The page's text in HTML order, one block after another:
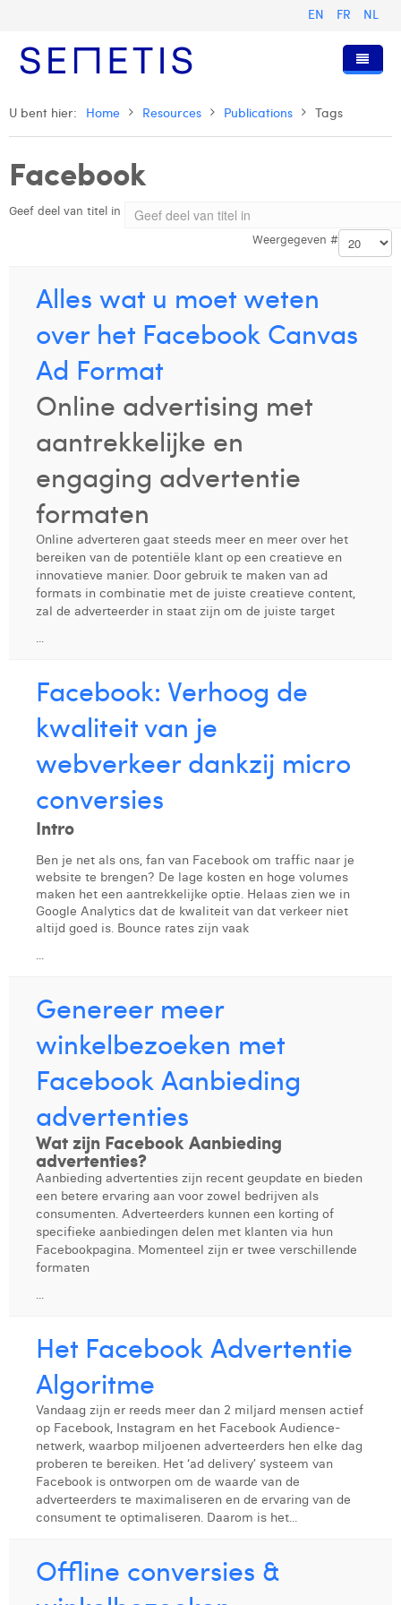
EN FR NL
Home
Diensten
Digital Advertising
Digital Business Intelligence
Trainingen
Wie zijn wij
Onze Geschiedenis
Anouk Allegaert
Arthur Collard
Camille Servais
Charlie Deschamps
Diane Tremouroux
Edouard Polet
Elio Civalleri
Eliott Pousset
Floriane Defacqz
Glenn Vanderlinden
Hanne Van Loock
Janne Beke
Jonas Geiregat
Laura Rooseleer
Laura Verhelst
Lena Pignoloni
Leonard Dierickx
Lisa Protin
Lore Fierens
Lotte Vranckx
Louis Nassogne
Lucas Taels
Manon Houppertz
Margaux Marien
Margaux Snakkers
Ninon Chevalier
Olivia Lohest
Pieter Maesmans
Sebastiaan Reeskamp
Sven Bosschem
Thomas Riis
Onze Waarden
Omnicom Media Group
Certificeringen
Pers & Publicaties
Presentaties en Cases
Persberichten
Vacatures
Strategy Director
Digital Business Analyst
Digital Business Consultant NL
Digital Business Intern
U bent hier: Home Resources Publications Tags
Facebook
Geef deel van titel in
Weergegeven #
Alles wat u moet weten
over het Facebook Canvas
Ad Format
Online advertising met
aantrekkelijke en
engaging advertentie
formaten
Online adverteren gaat steeds meer en meer over het
bereiken van de potentiële klant op een creatieve en
innovatieve manier. Door gebruik te maken van ad
formats in combinatie met de juiste creatieve content,
zal de adverteerder in staat zijn om de juiste target
...
Facebook: Verhoog de
kwaliteit van je
webverkeer dankzij micro
conversies
Intro
Ben je net als ons, fan van Facebook om traffic naar je
website te brengen? De lage kosten en hoge volumes
maken het een aantrekkelijke optie. Helaas zien we in
Google Analytics dat de kwaliteit van dat verkeer niet
altijd goed is. Bounce rates zijn vaak
...
Genereer meer
winkelbezoeken met
Facebook Aanbieding
advertenties
Wat zijn Facebook Aanbieding
advertenties?
Aanbieding advertenties zijn recent geupdate en bieden
een betere ervaring aan voor zowel bedrijven als
consumenten. Adverteerders kunnen een korting of
specifieke aanbiedingen delen met klanten via hun
Facebookpagina. Momenteel zijn er twee verschillende
formaten
...
Het Facebook Advertentie
Algoritme
Vandaag zijn er reeds meer dan 2 miljard mensen actief
op Facebook, Instagram en het Facebook Audience-
netwerk, waarbop miljoenen adverteerders hen elke dag
proberen te bereiken. Het ‘ad delivery’ systeem van
Facebook is ontworpen om de waarde van de
adverteerders te maximaliseren en de ervaring van de
consument te optimaliseren. Daarom is het...
Offline conversies &